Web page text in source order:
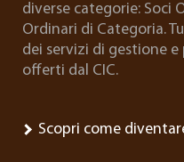
diverse categorie: Soci
Ordinari di Categoria.
dei servizi di gestione
offerti dal CIC.
Scopri come